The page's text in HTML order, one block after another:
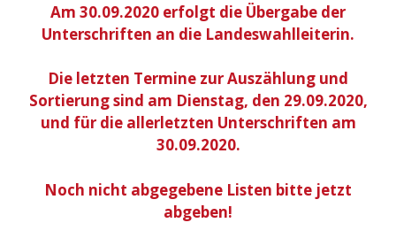
Am 30.09.2020 erfolgt die Übergabe der
Unterschriften an die Landeswahlleiterin.
Die letzten Termine zur Auszählung und
Sortierung sind am Dienstag, den 29.09.2020,
und für die allerletzten Unterschriften am
30.09.2020.
Noch nicht abgegebene Listen bitte jetzt
abgeben!